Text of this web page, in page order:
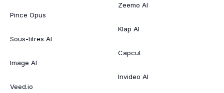
Pince Opus
Sous-titres AI
Image AI
Veed.io
Zeemo AI
Klap AI
Capcut
Invideo AI